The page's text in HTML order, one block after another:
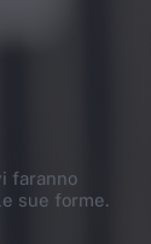
faranno
sue forme.